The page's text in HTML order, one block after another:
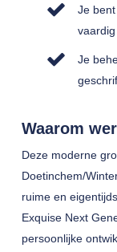
Je
vaardig
Je
Waarom
Deze moderne
Doetinchem/
ruime en
Exquise Next
persoonlijke